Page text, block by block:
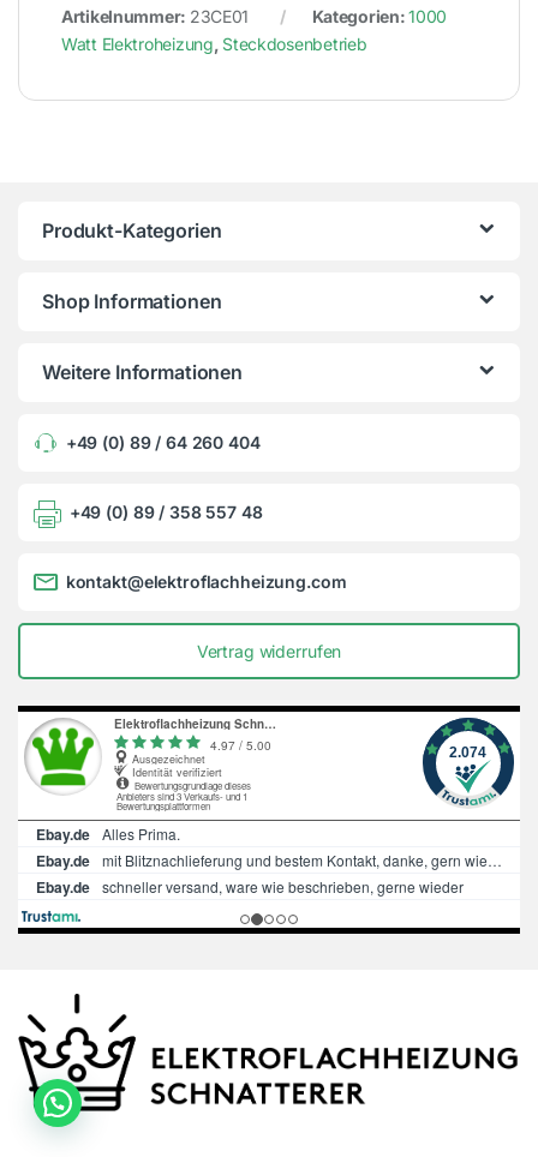
Artikelnummer: 23CE01 Kategorien:1000
Watt Elektroheizung, Steckdosenbetrieb
Produkt-Kategorien
Shop Informationen
Weitere Informationen
+49 (0) 89 / 64 260 404
+49 (0) 89 / 358 557 48
kontakt@elektroflachheizung.com
Vertrag widerrufen